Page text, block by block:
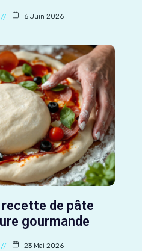
6 Juin 2026
de pâte
gourmande
23 Mai 2026